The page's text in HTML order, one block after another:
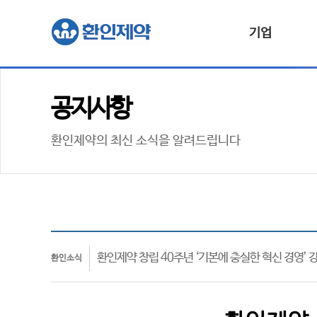
기업
공지사항
환인제약의 최신 소식을 알려드립니다
환인소식 환인제약 창립 40주년 ‘기본에 충실한 혁신 경영’